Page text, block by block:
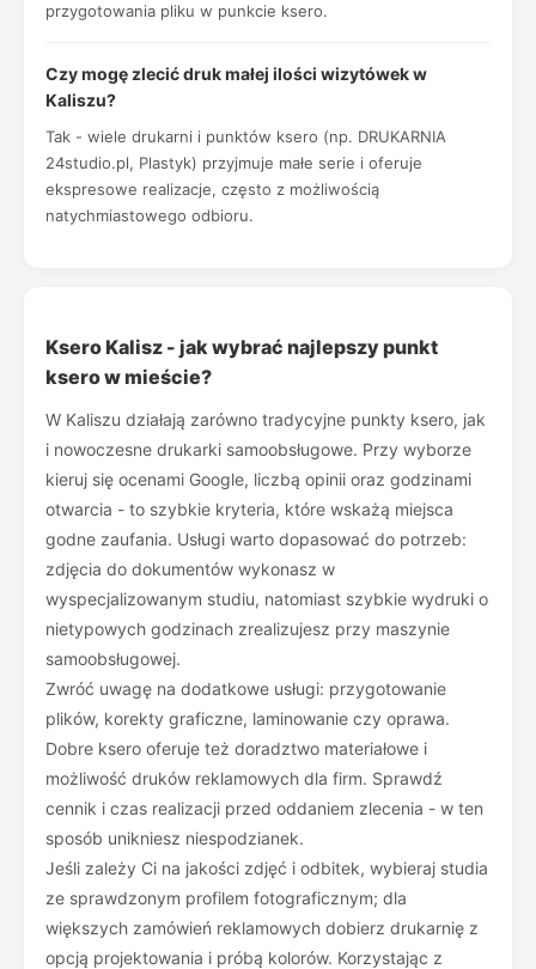
przygotowania pliku w punkcie ksero.
Czy mogę zlecić druk małej ilości wizytówek w
Kaliszu?
Tak - wiele drukarni i punktów ksero (np. DRUKARNIA
24studio.pl, Plastyk) przyjmuje małe serie i oferuje
ekspresowe realizacje, często z możliwością
natychmiastowego odbioru.
Ksero Kalisz - jak wybrać najlepszy punkt
ksero w mieście?
W Kaliszu działają zarówno tradycyjne punkty ksero, jak
i nowoczesne drukarki samoobsługowe. Przy wyborze
kieruj się ocenami Google, liczbą opinii oraz godzinami
otwarcia - to szybkie kryteria, które wskażą miejsca
godne zaufania. Usługi warto dopasować do potrzeb:
zdjęcia do dokumentów wykonasz w
wyspecjalizowanym studiu, natomiast szybkie wydruki o
nietypowych godzinach zrealizujesz przy maszynie
samoobsługowej.
Zwróć uwagę na dodatkowe usługi: przygotowanie
plików, korekty graficzne, laminowanie czy oprawa.
Dobre ksero oferuje też doradztwo materiałowe i
możliwość druków reklamowych dla firm. Sprawdź
cennik i czas realizacji przed oddaniem zlecenia - w ten
sposób unikniesz niespodzianek.
Jeśli zależy Ci na jakości zdjęć i odbitek, wybieraj studia
ze sprawdzonym profilem fotograficznym; dla
większych zamówień reklamowych dobierz drukarnię z
opcją projektowania i próbą kolorów. Korzystając z